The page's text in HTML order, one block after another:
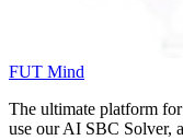
FUT Mind
The ultimate platform
use our AI SBC Solver,